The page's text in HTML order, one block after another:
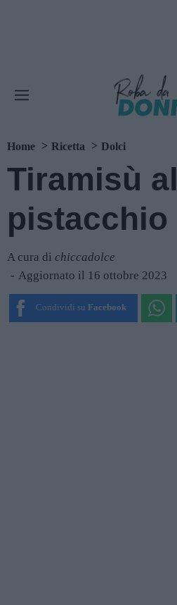
Home Ricetta Dolci
Tiramisù al
pistacchio
A cura di chiccadolce
Aggiornato il 16 ottobre 2023
Condividi su Facebook